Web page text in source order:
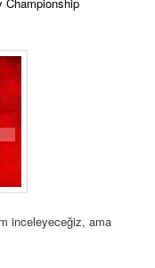
inceleyeceğiz, ama